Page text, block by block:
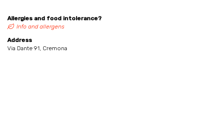
Allergies and food intolerance?
Info and allergens
Address
Via Dante 91, Cremona